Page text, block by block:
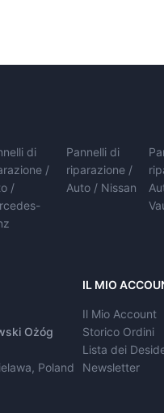
di
/
/
Pannelli di
riparazione /
Auto / Nissan
Ożóg
Poland
IL MIO
Il Mio Account
Storico Ordini
Lista dei
Newsletter